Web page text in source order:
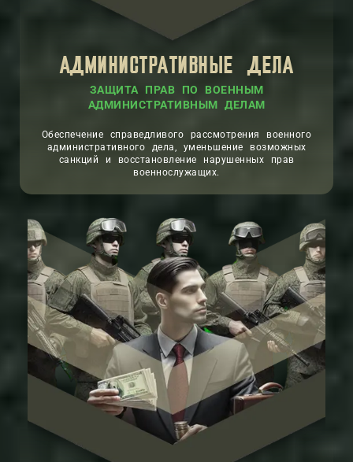
АДМИНИСТРАТИВНЫЕ ДЕЛА
ЗАЩИТА ПРАВ ПО ВОЕННЫМ
АДМИНИСТРАТИВНЫМ ДЕЛАМ
Обеспечение справедливого рассмотрения военного
административного дела, уменьшение возможных
санкций и восстановление нарушенных прав
военнослужащих.